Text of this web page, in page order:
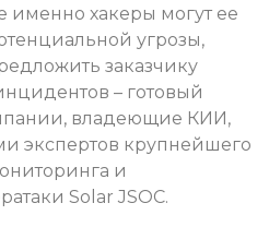
именно хакеры могут ее
угрозы,
заказчику
– готовый
владеющие КИИ,
экспертов крупнейшего
и
Solar JSOC.